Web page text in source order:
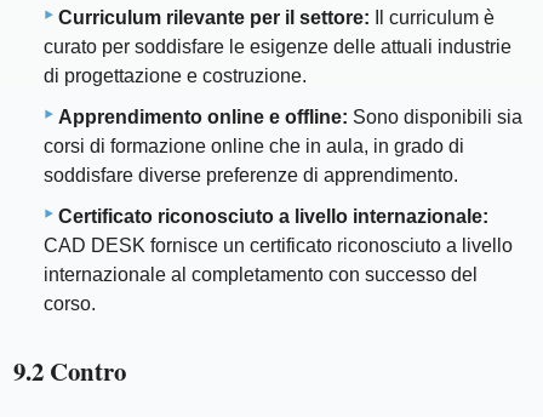
Curriculum rilevante per il settore: Il curriculum è
curato per soddisfare le esigenze delle attuali industrie
di progettazione e costruzione.
Apprendimento online e offline: Sono disponibili sia
corsi di formazione online che in aula, in grado di
soddisfare diverse preferenze di apprendimento.
Certificato riconosciuto a livello internazionale:
CAD DESK fornisce un certificato riconosciuto a livello
internazionale al completamento con successo del
corso.
9.2 Contro